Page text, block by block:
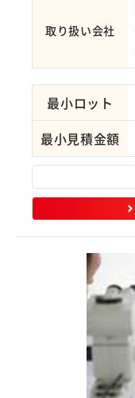
取り扱い会社
最小ロット
最小見積金額